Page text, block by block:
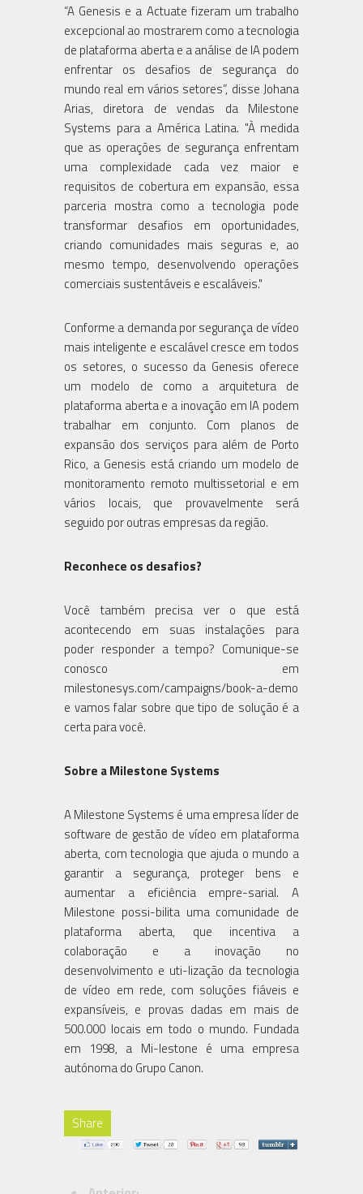
“A Genesis e a Actuate fizeram um trabalho
excepcional ao mostrarem como a tecnologia
de plataforma aberta e a análise de IA podem
enfrentar os desafios de segurança do
mundo real em vários setores”, disse Johana
Arias, diretora de vendas da Milestone
Systems para a América Latina. "À medida
que as operações de segurança enfrentam
uma complexidade cada vez maior e
requisitos de cobertura em expansão, essa
parceria mostra como a tecnologia pode
transformar desafios em oportunidades,
criando comunidades mais seguras e, ao
mesmo tempo, desenvolvendo operações
comerciais sustentáveis e escaláveis."
Conforme a demanda por segurança de vídeo
mais inteligente e escalável cresce em todos
os setores, o sucesso da Genesis oferece
um modelo de como a arquitetura de
plataforma aberta e a inovação em IA podem
trabalhar em conjunto. Com planos de
expansão dos serviços para além de Porto
Rico, a Genesis está criando um modelo de
monitoramento remoto multissetorial e em
vários locais, que provavelmente será
seguido por outras empresas da região.
Reconhece os desafios?
Você também precisa ver o que está
acontecendo em suas instalações para
poder responder a tempo? Comunique-se
conosco em
milestonesys.com/campaigns/book-a-demo
e vamos falar sobre que tipo de solução é a
certa para você.
Sobre a Milestone Systems
A Milestone Systems é uma empresa líder de
software de gestão de vídeo em plataforma
aberta, com tecnologia que ajuda o mundo a
garantir a segurança, proteger bens e
aumentar a eficiência empre-sarial. A
Milestone possi-bilita uma comunidade de
plataforma aberta, que incentiva a
colaboração e a inovação no
desenvolvimento e uti-lização da tecnologia
de vídeo em rede, com soluções fiáveis e
expansíveis, e provas dadas em mais de
500.000 locais em todo o mundo. Fundada
em 1998, a Mi-lestone é uma empresa
autónoma do Grupo Canon.
Share